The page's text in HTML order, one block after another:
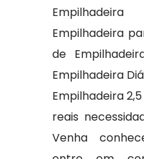
Empilhadeira
de
Empilhadeira
Empilhadeira
reais
Venha